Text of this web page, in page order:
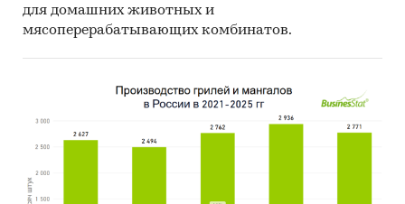
для домашних животных и
мясоперерабатывающих комбинатов.